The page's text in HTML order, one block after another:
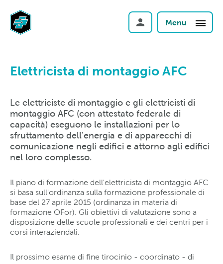
Menu
Elettricista di montaggio AFC
Le elettriciste di montaggio e gli elettricisti di
montaggio AFC (con attestato federale di
capacità) eseguono le installazioni per lo
sfruttamento dell'energia e di apparecchi di
comunicazione negli edifici e attorno agli edifici
nel loro complesso.
Il piano di formazione dell'elettricista di montaggio AFC
si basa sull'ordinanza sulla formazione professionale di
base del 27 aprile 2015 (ordinanza in materia di
formazione OFor). Gli obiettivi di valutazione sono a
disposizione delle scuole professionali e dei centri per i
corsi interaziendali.
Il prossimo esame di fine tirocinio - coordinato - di